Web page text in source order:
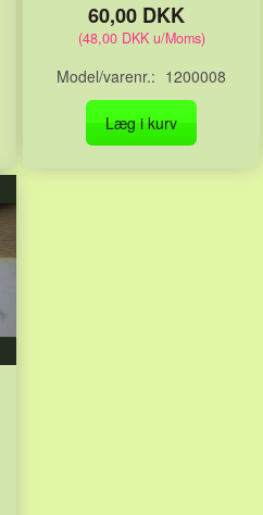
60,00 DKK
(48,00 DKKu/Moms)
Model/varenr.: 1200008
Læg i kurv